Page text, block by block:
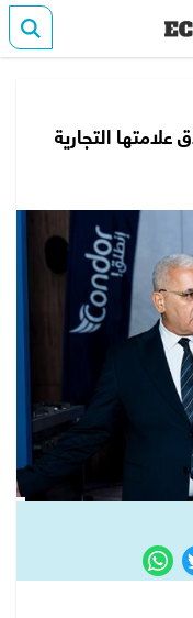
التجارية